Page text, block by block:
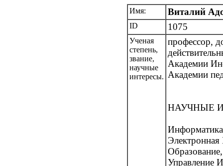
Имя: Виталий
ID 1075
Ученая
степень,
звание,
научные
интересы.
профессор,
Академии
Академии
НАУЧНЫЕ
Управление